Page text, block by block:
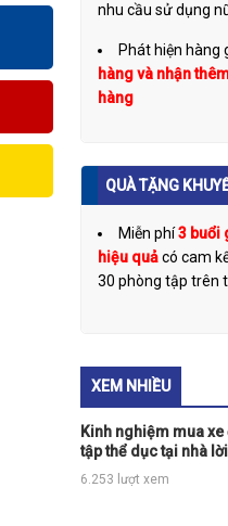
nhu cầu sử dụng
Phát hiện hàng
hàng và nhận
hàng
QUÀ TẶNG
Miễn phí3 buổi
hiệu quảcó cam
30 phòng tập trên
XEM NHIỀU
Kinh nghiệm mua xe
tập thể dục tại nhà lời
khuyên từ chuyên gia
6.253 lượt xem